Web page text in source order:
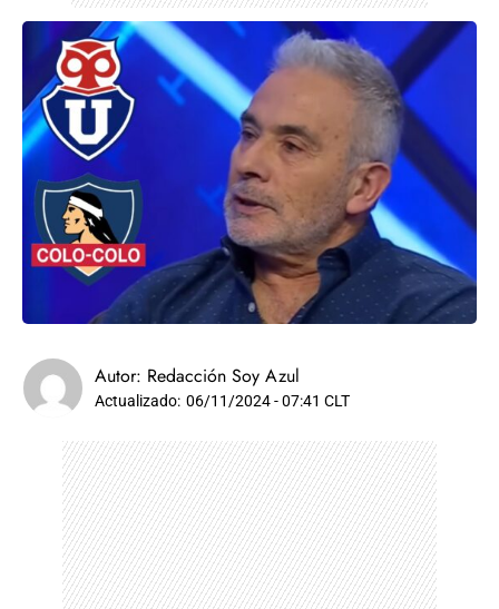
Autor: Redacción Soy Azul
Actualizado: 06/11/2024 - 07:41 CLT